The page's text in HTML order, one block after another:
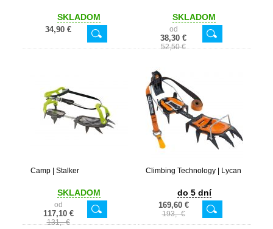
SKLADOM
34,90 €
SKLADOM
od
38,30 €
52,50 €
Camp | Stalker
SKLADOM
od
117,10 €
131,- €
Climbing Technology | Lycan
do 5 dní
169,60 €
193,- €